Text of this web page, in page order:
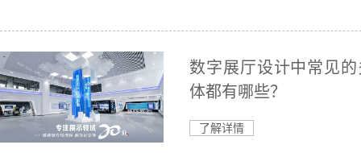
数字展厅设计中常见的
体都有哪些？
了解详情